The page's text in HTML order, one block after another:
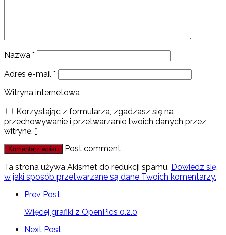
Nazwa *
Adres e-mail *
Witryna internetowa
Korzystając z formularza, zgadzasz się na
przechowywanie i przetwarzanie twoich danych przez
witrynę. *
Post comment
Ta strona używa Akismet do redukcji spamu. Dowiedz się,
w jaki sposób przetwarzane są dane Twoich komentarzy.
Prev Post
Więcej grafiki z OpenPics 0.2.0
Next Post